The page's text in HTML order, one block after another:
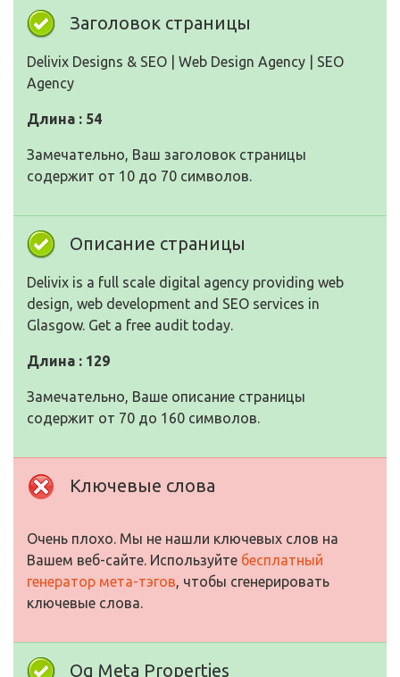
Заголовок страницы
Delivix Designs & SEO | Web Design Agency | SEO
Agency
Длина : 54
Замечательно, Ваш заголовок страницы
содержит от 10 до 70 символов.
Описание страницы
Delivix is a full scale digital agency providing web
design, web development and SEO services in
Glasgow. Get a free audit today.
Длина : 129
Замечательно, Ваше описание страницы
содержит от 70 до 160 символов.
Ключевые слова
Очень плохо. Мы не нашли ключевых слов на
Вашем веб-сайте. Используйте бесплатный
генератор мета-тэгов, чтобы сгенерировать
ключевые слова.
Og Meta Properties